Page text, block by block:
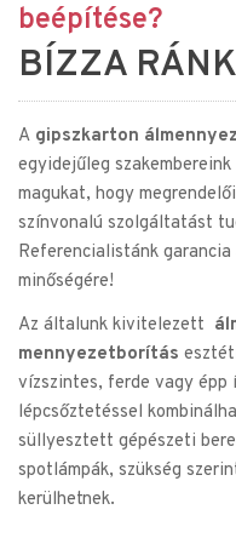
beépítése?
BÍZZA
A gipszkarton
egyidejűleg
magukat, hogy
színvonalú szolgáltatást
Referencialistánk
minőségére!
Az általunk kivitelezett
mennyezetborítás
vízszintes, ferde vagy
lépcsőztetéssel
süllyesztett gépészeti
spotlámpák, szükség
kerülhetnek.